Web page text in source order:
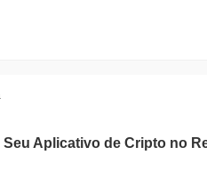
Aplicativo de Cripto no